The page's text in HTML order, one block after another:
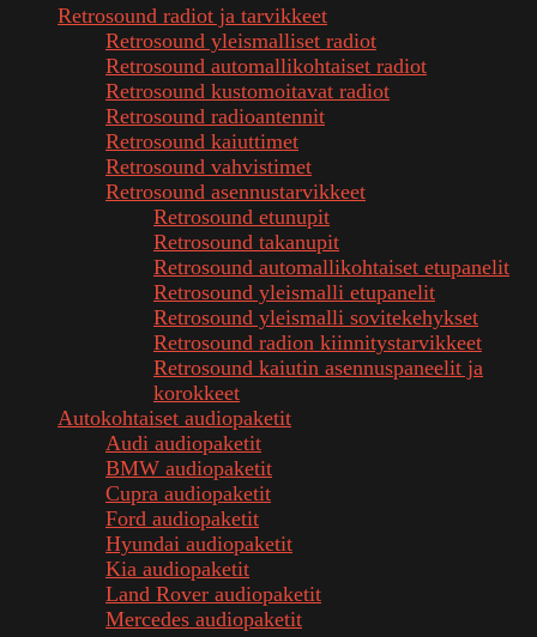
Retrosound radiot ja tarvikkeet
Retrosound yleismalliset radiot
Retrosound automallikohtaiset radiot
Retrosound kustomoitavat radiot
Retrosound radioantennit
Retrosound kaiuttimet
Retrosound vahvistimet
Retrosound asennustarvikkeet
Retrosound etunupit
Retrosound takanupit
Retrosound automallikohtaiset etupanelit
Retrosound yleismalli etupanelit
Retrosound yleismalli sovitekehykset
Retrosound radion kiinnitystarvikkeet
Retrosound kaiutin asennuspaneelit ja
korokkeet
Autokohtaiset audiopaketit
Audi audiopaketit
BMW audiopaketit
Cupra audiopaketit
Ford audiopaketit
Hyundai audiopaketit
Kia audiopaketit
Land Rover audiopaketit
Mercedes audiopaketit